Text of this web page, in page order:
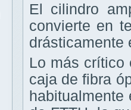
El cilindro
convierte en
drásticamente
Lo más crítico
caja de fibra